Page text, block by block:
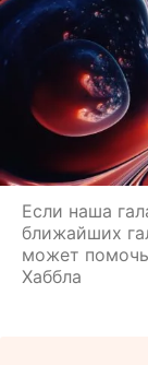
Если наша
ближайших
может
Хаббла